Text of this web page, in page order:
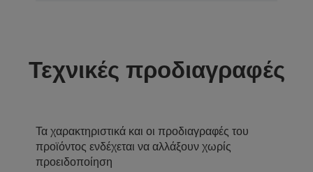
Τεχνικές προδιαγραφές
Τα χαρακτηριστικά και οι προδιαγραφές του
προϊόντος ενδέχεται να αλλάξουν χωρίς
προειδοποίηση